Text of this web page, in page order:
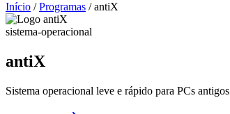
Início /Programas /antiX
sistema-operacional
antiX
Sistema operacional leve e rápido para PCs antigos